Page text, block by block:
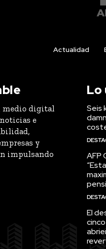
Actualidad
medio digital
e
y
impulsando
Lo
Seis
AFP
El